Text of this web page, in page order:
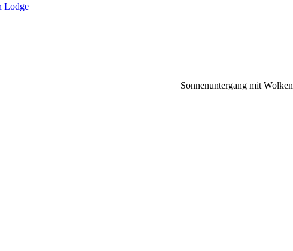
Sonnenuntergang mit Wolken